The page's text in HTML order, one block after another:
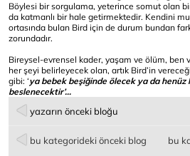
Böylesi bir sorgulama, yeterince somut olan
da katmanlı bir hale getirmektedir. Kendini
ortasında bulan Bird için de durum bundan
zorundadır.
Bireysel-evrensel kader, yaşam ve ölüm, ben
her şeyi belirleyecek olan, artık Bird’in
gibi: ‘ya bebek beşiğinde ölecek ya da
beslenecektir’…
yazarın önceki bloğu
bu kategorideki önceki blog bu